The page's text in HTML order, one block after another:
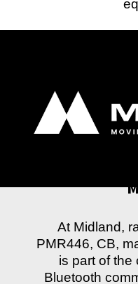
At Midland,
PMR446, CB,
is part of the
Bluetooth